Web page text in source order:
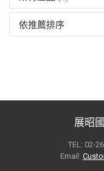
依推薦排序
展昭
TEL: 02-
Email: